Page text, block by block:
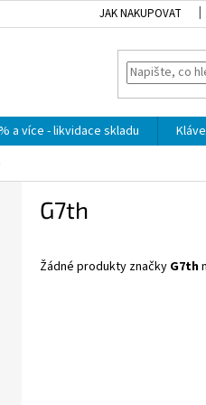
JAK NAKUPOVAT
a více - likvidace skladu
G7th
Žádné produkty značky G7th